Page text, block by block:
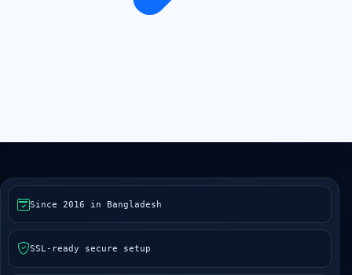
Since 2016 in Bangladesh
SSL-ready secure setup